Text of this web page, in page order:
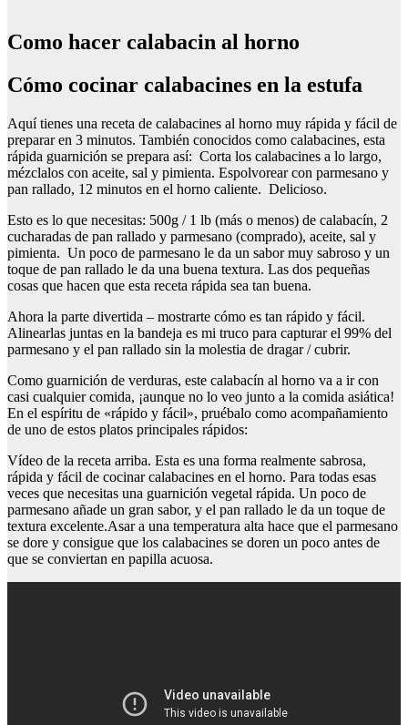
Como hacer calabacin al horno
Cómo cocinar calabacines en la estufa
Aquí tienes una receta de calabacines al horno muy rápida y fácil de
preparar en 3 minutos. También conocidos como calabacines, esta
rápida guarnición se prepara así: Corta los calabacines a lo largo,
mézclalos con aceite, sal y pimienta. Espolvorear con parmesano y
pan rallado, 12 minutos en el horno caliente. Delicioso.
Esto es lo que necesitas: 500g / 1 lb (más o menos) de calabacín, 2
cucharadas de pan rallado y parmesano (comprado), aceite, sal y
pimienta. Un poco de parmesano le da un sabor muy sabroso y un
toque de pan rallado le da una buena textura. Las dos pequeñas
cosas que hacen que esta receta rápida sea tan buena.
Ahora la parte divertida – mostrarte cómo es tan rápido y fácil.
Alinearlas juntas en la bandeja es mi truco para capturar el 99% del
parmesano y el pan rallado sin la molestia de dragar / cubrir.
Como guarnición de verduras, este calabacín al horno va a ir con
casi cualquier comida, ¡aunque no lo veo junto a la comida asiática!
En el espíritu de «rápido y fácil», pruébalo como acompañamiento
de uno de estos platos principales rápidos:
Vídeo de la receta arriba. Esta es una forma realmente sabrosa,
rápida y fácil de cocinar calabacines en el horno. Para todas esas
veces que necesitas una guarnición vegetal rápida. Un poco de
parmesano añade un gran sabor, y el pan rallado le da un toque de
textura excelente.Asar a una temperatura alta hace que el parmesano
se dore y consigue que los calabacines se doren un poco antes de
que se conviertan en papilla acuosa.